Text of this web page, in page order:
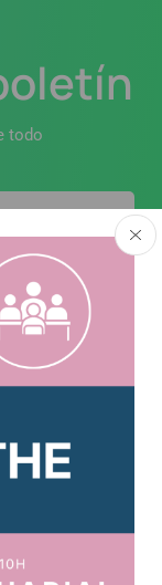
todo